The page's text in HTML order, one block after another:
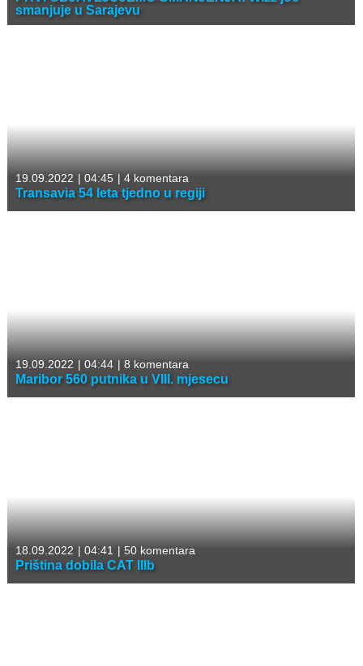
smanjuje u Sarajevu
19.09.2022 | 04:45 | 4 komentara
Transavia 54 leta tjedno u regiji
19.09.2022 | 04:44 | 8 komentara
Maribor 560 putnika u VIII. mjesecu
18.09.2022 | 04:41 | 50 komentara
Priština dobila CAT IIIb